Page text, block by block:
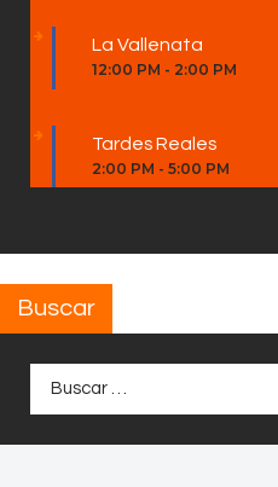
La Vallenata
12:00 PM - 2:00 PM
Tardes Reales
2:00 PM - 5:00 PM
Buscar